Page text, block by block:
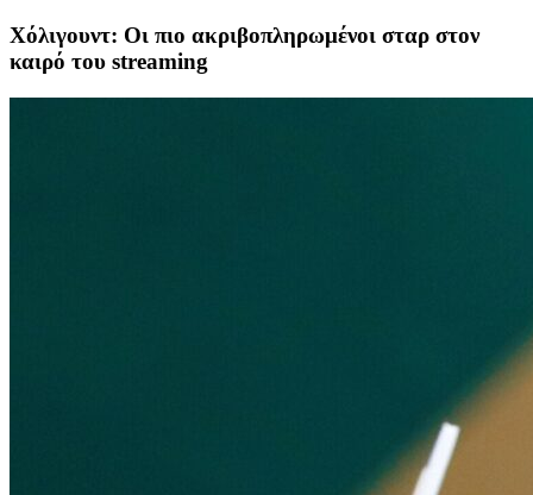
Χόλιγουντ: Οι πιο ακριβοπληρωμένοι σταρ στον
καιρό του streaming